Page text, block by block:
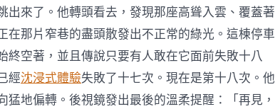
出來了。他轉頭看去，發現那座高聳入雲、覆蓋著
在那片窄巷的盡頭散發出不正常的綠光。這棟停車
終空著，並且傳說只要有人敢在它面前失敗十八
經沈浸式體驗失敗了十七次。現在是第十八次。他
地偏轉。後視鏡發出最後的溫柔提醒：「再見，